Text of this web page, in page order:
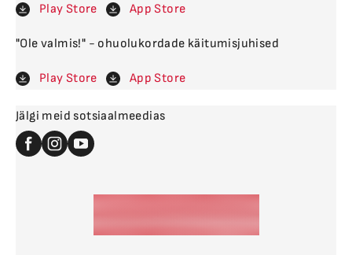
Play Store App Store
"Ole valmis!" - ohuolukordade käitumisjuhised
Play Store App Store
Jälgi meid sotsiaalmeedias